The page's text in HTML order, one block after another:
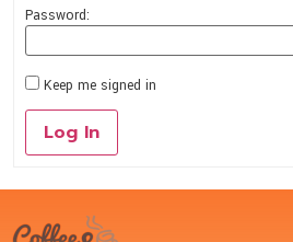
Password:
Keep me signed in
Log In